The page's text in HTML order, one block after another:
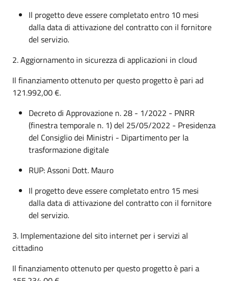
Il progetto deve essere completato entro 10 mesi
dalla data di attivazione del contratto con il fornitore
del servizio.
2. Aggiornamento in sicurezza di applicazioni in cloud
Il finanziamento ottenuto per questo progetto è pari ad
121.992,00 €.
Decreto di Approvazione n. 28 - 1/2022 - PNRR
(finestra temporale n. 1) del 25/05/2022 - Presidenza
del Consiglio dei Ministri - Dipartimento per la
trasformazione digitale
RUP: Assoni Dott. Mauro
Il progetto deve essere completato entro 15 mesi
dalla data di attivazione del contratto con il fornitore
del servizio.
3. Implementazione del sito internet per i servizi al
cittadino
Il finanziamento ottenuto per questo progetto è pari a